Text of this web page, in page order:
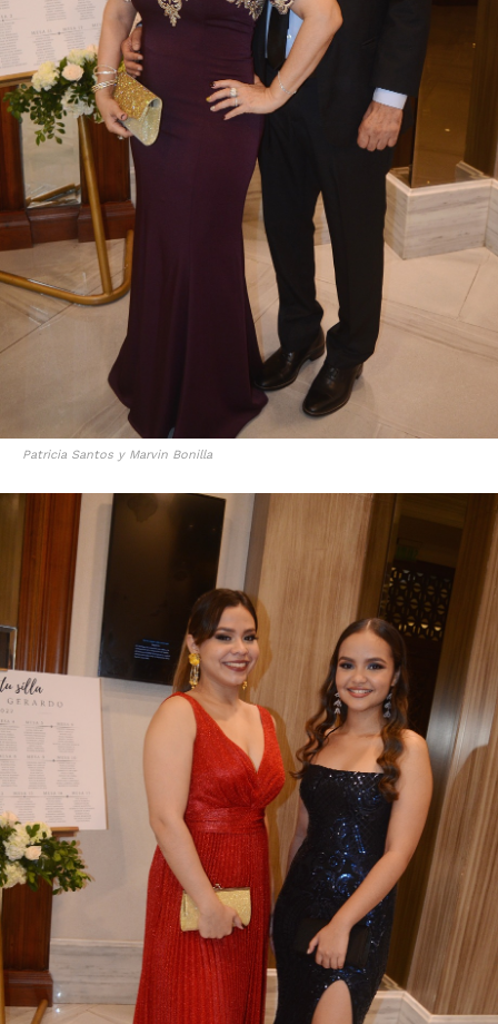
Patricia Santos y Marvin Bonilla